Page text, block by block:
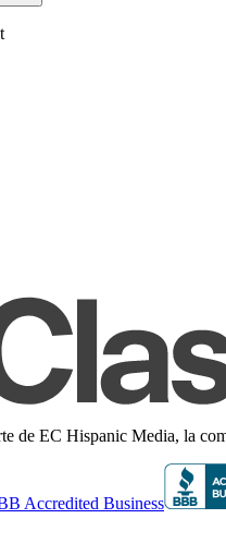
de EC Hispanic Media, la
Accredited Business